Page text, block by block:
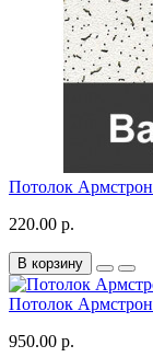
Потолок
220.00 р.
В корзину
Потолок
950.00 р.